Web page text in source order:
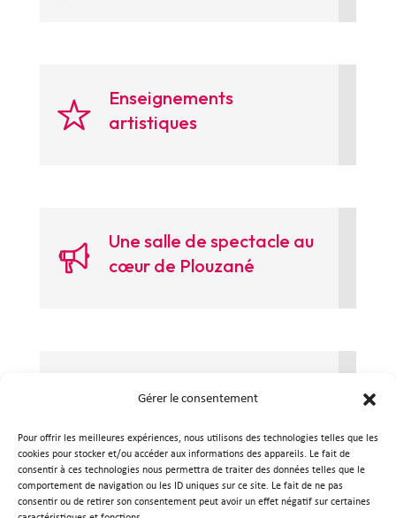
Gérer le consentement
Pour offrir les meilleures expériences, nous utilisons des technologies telles que les
cookies pour stocker et/ou accéder aux informations des appareils. Le fait de
consentir à ces technologies nous permettra de traiter des données telles que le
comportement de navigation ou les ID uniques sur ce site. Le fait de ne pas
consentir ou de retirer son consentement peut avoir un effet négatif sur certaines
Enseignements
artistiques
Une salle de spectacle au
cœur de Plouzané